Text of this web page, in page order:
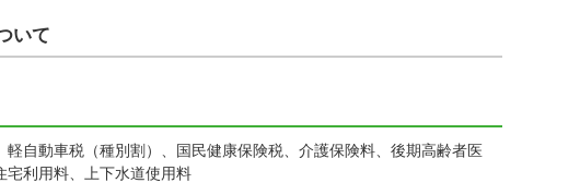
いて
自動車税（種別割）、国民健康保険税、介護保険料、後期高齢者医
宅利用料、上下水道使用料